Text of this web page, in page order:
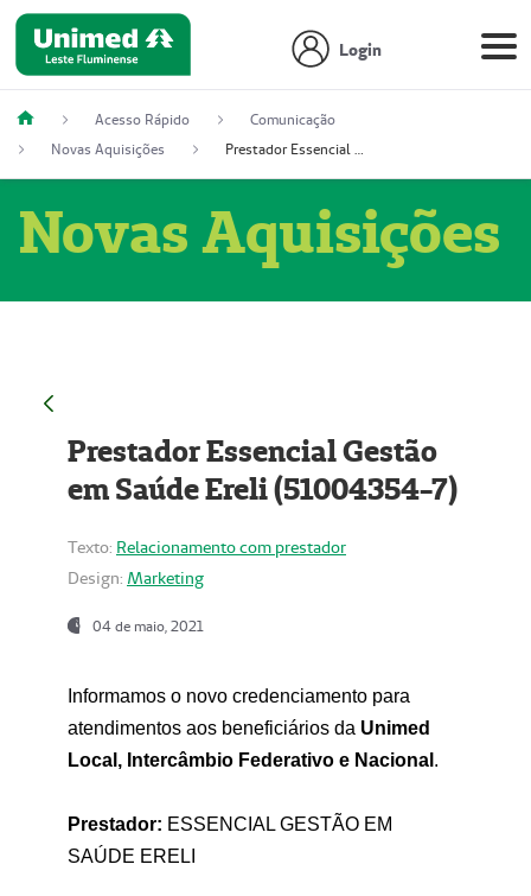
Login
Acesso Rápido
Comunicação
Novas Aquisições
Prestador Essencial Gestão em Saúde Ereli (51004354-7)
Novas Aquisições
Prestador Essencial Gestão
em Saúde Ereli (51004354-7)
Texto: Relacionamento com prestador
Design: Marketing
04 de maio, 2021
Informamos o novo credenciamento para
atendimentos aos beneficiários da Unimed
Local, Intercâmbio Federativo e Nacional .
Prestador: ESSENCIAL GESTÃO EM
SAÚDE ERELI